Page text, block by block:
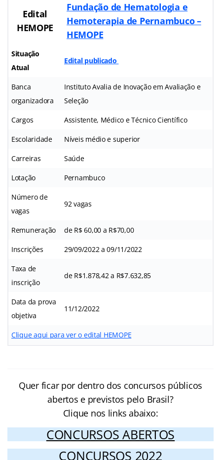
Edital
HEMOPE
Fundação de Hematologia e
Hemoterapia de Pernambuco –
HEMOPE
Situação
Atual
Edital publicado
Banca
organizadora
Instituto Avalia de Inovação em Avaliação e
Seleção
Cargos Assistente, Médico e Técnico Científico
Escolaridade Níveis médio e superior
Carreiras Saúde
Lotação Pernambuco
Número de
vagas
92 vagas
Remuneração de R$ 60,00 a R$70,00
Inscrições 29/09/2022 a 09/11/2022
Taxa de
inscrição
de R$1.878,42 a R$7.632,85
Data da prova
objetiva
11/12/2022
Clique aqui para ver o edital HEMOPE
Quer ficar por dentro dos concursos públicos
abertos e previstos pelo Brasil?
Clique nos links abaixo:
CONCURSOS ABERTOS
CONCURSOS 2022